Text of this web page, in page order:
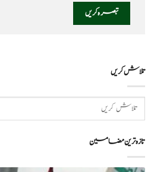
تلاش کریں
تازہ ترین مضامین